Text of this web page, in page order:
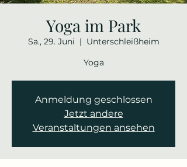
Yoga im Park
Sa., 29. Juni
  |
Unterschleißheim
Yoga
Anmeldung geschlossen
Jetzt andere
Veranstaltungen ansehen